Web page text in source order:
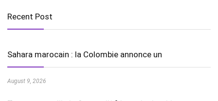
Recent Post
Sahara marocain : la Colombie annonce un
August 9, 2026